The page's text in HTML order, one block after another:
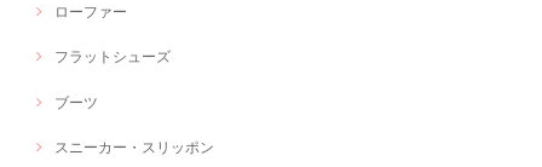
ローファー
フラットシューズ
ブーツ
スニーカー・スリッポン